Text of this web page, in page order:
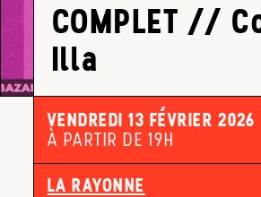
COMPLET //
Illa
VENDREDI 13 FÉVRIER 2026
À PARTIR DE 19H
LA RAYONNE